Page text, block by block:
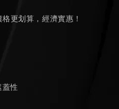
更划算，經濟實惠！
蓋性